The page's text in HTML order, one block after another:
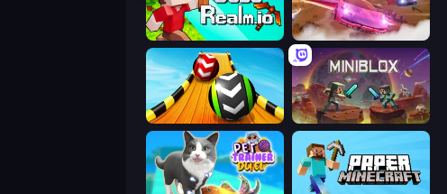
CubeRealm.io Ultimate Flying Car
Sky Balls 3D Miniblox